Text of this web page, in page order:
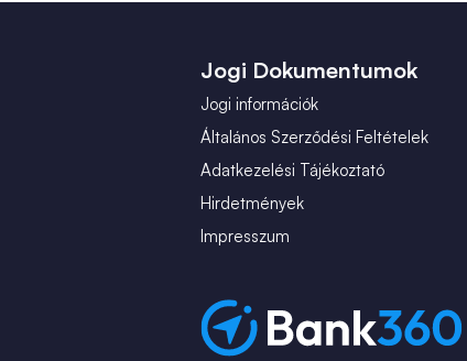
Jogi Dokumentumok
Jogi információk
Általános Szerződési Feltételek
Adatkezelési Tájékoztató
Hirdetmények
Impresszum